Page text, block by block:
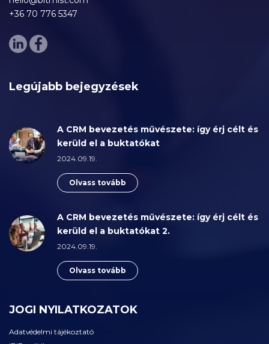
+36 70 776 5347
Legújabb bejegyzések
A CRM bevezetés művészete: így érj célt és
kerüld el a buktatókat
2024.09.19.
Olvass tovább
A CRM bevezetés művészete: így érj célt és
kerüld el a buktatókat 2.
2024.09.19.
Olvass tovább
JOGI NYILATKOZATOK
Adatvédelmi tájékoztató